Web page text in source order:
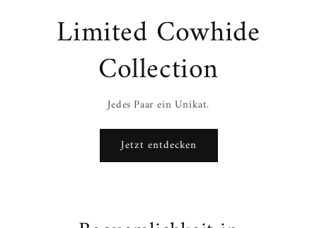
Limited Cowhide
Collection
Jedes Paar ein Unikat.
Jetzt entdecken